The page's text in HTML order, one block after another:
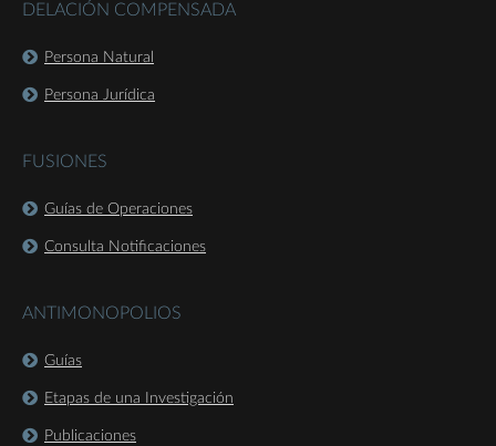
DELACIÓN COMPENSADA
Persona Natural
Persona Jurídica
FUSIONES
Guías de Operaciones
Consulta Notificaciones
ANTIMONOPOLIOS
Guías
Etapas de una Investigación
Publicaciones